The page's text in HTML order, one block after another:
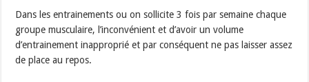
Dans les entrainements ou on sollicite 3 fois par semaine chaque
groupe musculaire, l’inconvénient et d’avoir un volume
d’entrainement inapproprié et par conséquent ne pas laisser assez
de place au repos.